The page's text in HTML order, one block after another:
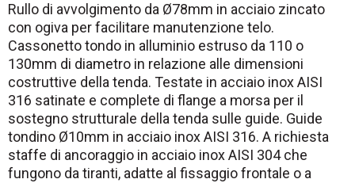
Rullo di avvolgimento da Ø78mm in acciaio zincato
con ogiva per facilitare manutenzione telo.
Cassonetto tondo in alluminio estruso da 110 o
130mm di diametro in relazione alle dimensioni
costruttive della tenda. Testate in acciaio inox AISI
316 satinate e complete di flange a morsa per il
sostegno strutturale della tenda sulle guide. Guide
tondino Ø10mm in acciaio inox AISI 316. A richiesta
staffe di ancoraggio in acciaio inox AISI 304 che
fungono da tiranti, adatte al fissaggio frontale o a